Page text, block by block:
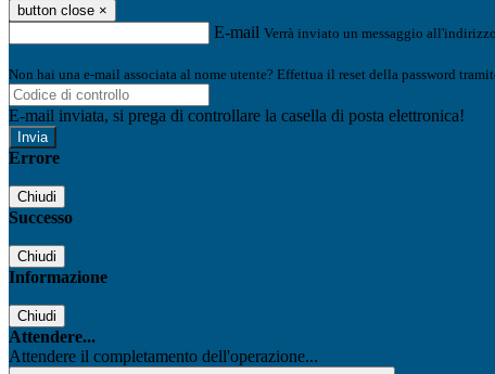
button close ×
E-mail Verrà inviato un messaggio
Non hai una e-mail associata al nome utente? Effettua il reset della password
E-mail inviata, si prega di controllare la casella di posta elettronica!
Errore
Chiudi
Successo
Chiudi
Informazione
Chiudi
Attendere...
Attendere il completamento dell'operazione...